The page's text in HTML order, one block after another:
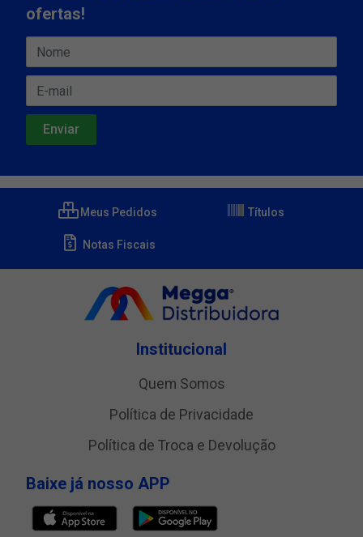
ofertas!
Meus Pedidos Títulos
Notas Fiscais
Institucional
Quem Somos
Política de Privacidade
Política de Troca e Devolução
Baixe já nosso APP